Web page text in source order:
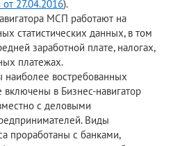
от 27.04.2016).
МСП работают на
статистических данных, в том
заработной плате, налогах,
платежах.
востребованных
включены в Бизнес-навигатор
с деловыми
Виды
проработаны с банками,